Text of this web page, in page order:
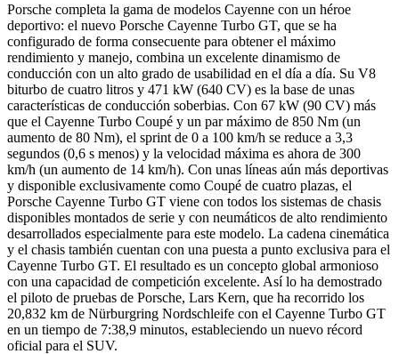
Porsche completa la gama de modelos Cayenne con un héroe
deportivo: el nuevo Porsche Cayenne Turbo GT, que se ha
configurado de forma consecuente para obtener el máximo
rendimiento y manejo, combina un excelente dinamismo de
conducción con un alto grado de usabilidad en el día a día. Su V8
biturbo de cuatro litros y 471 kW (640 CV) es la base de unas
características de conducción soberbias. Con 67 kW (90 CV) más
que el Cayenne Turbo Coupé y un par máximo de 850 Nm (un
aumento de 80 Nm), el sprint de 0 a 100 km/h se reduce a 3,3
segundos (0,6 s menos) y la velocidad máxima es ahora de 300
km/h (un aumento de 14 km/h). Con unas líneas aún más deportivas
y disponible exclusivamente como Coupé de cuatro plazas, el
Porsche Cayenne Turbo GT viene con todos los sistemas de chasis
disponibles montados de serie y con neumáticos de alto rendimiento
desarrollados especialmente para este modelo. La cadena cinemática
y el chasis también cuentan con una puesta a punto exclusiva para el
Cayenne Turbo GT. El resultado es un concepto global armonioso
con una capacidad de competición excelente. Así lo ha demostrado
el piloto de pruebas de Porsche, Lars Kern, que ha recorrido los
20,832 km de Nürburgring Nordschleife con el Cayenne Turbo GT
en un tiempo de 7:38,9 minutos, estableciendo un nuevo récord
oficial para el SUV.